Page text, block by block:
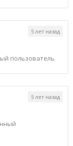
пользователь
5 лет назад
5 лет назад